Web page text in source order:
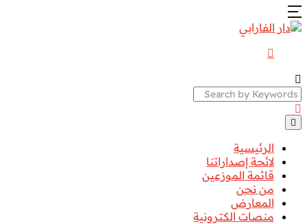
Search
الرئيسية
لائحة إصداراتنا
قائمة الموزعين
من نحن
المعارض
منصات الكترونية